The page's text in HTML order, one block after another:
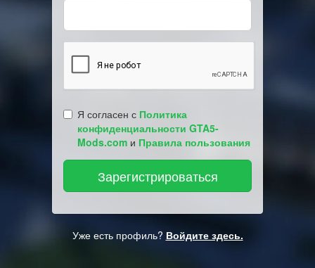
Я согласен с Политика
конфиденциальности GTA5-
Mods.com и Правила пользования
Уже есть профиль? Войдите здесь.